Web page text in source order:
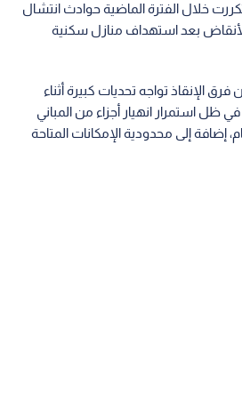
خلال الفترة الماضية حوادث انتشال
بعد استهداف منازل سكنية
الإنقاذ تواجه تحديات كبيرة أثناء
استمرار انهيار أجزاء من المباني
إضافة إلى محدودية الإمكانات المتاحة